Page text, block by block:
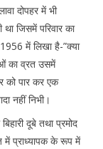
दोपहर में भी
जिसमें परिवार का
में लिखा है-”क्या
का व्रत उसमें
को पार कर एक
नहीं निभी।
दूबे तथा प्रमोद
में प्राध्यापक के रूप में